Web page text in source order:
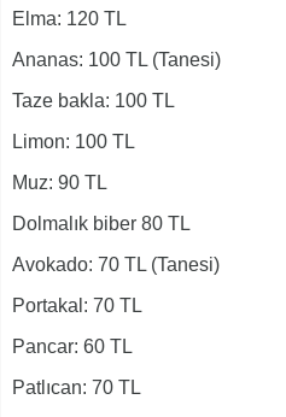
Elma: 120 TL
Ananas: 100 TL (Tanesi)
Taze bakla: 100 TL
Limon: 100 TL
Muz: 90 TL
Dolmalık biber 80 TL
Avokado: 70 TL (Tanesi)
Portakal: 70 TL
Pancar: 60 TL
Patlıcan: 70 TL